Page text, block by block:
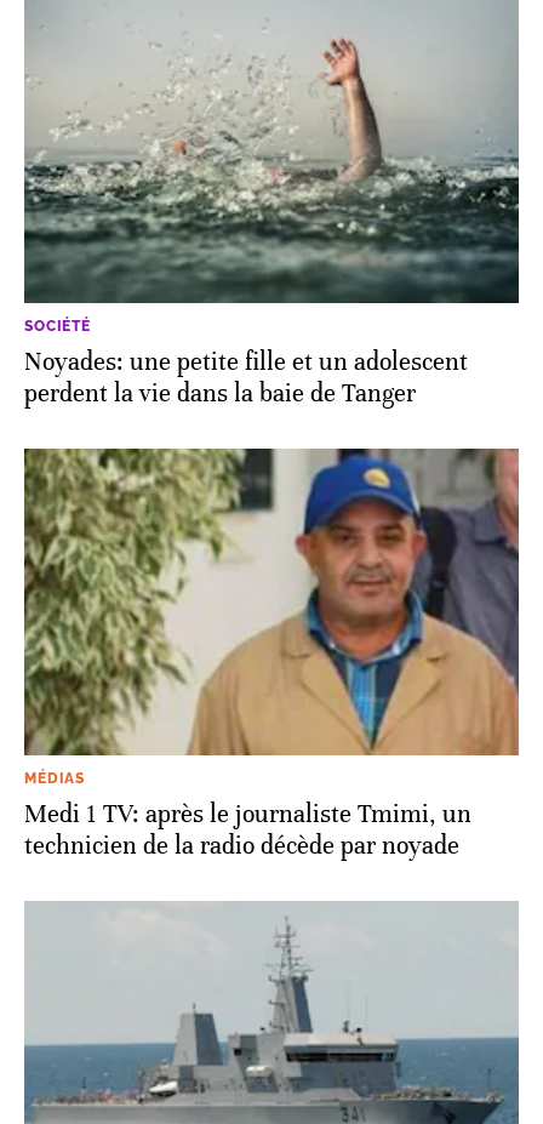
SOCIÉTÉ
Noyades: une petite fille et un adolescent
perdent la vie dans la baie de Tanger
MÉDIAS
Medi 1 TV: après le journaliste Tmimi, un
technicien de la radio décède par noyade